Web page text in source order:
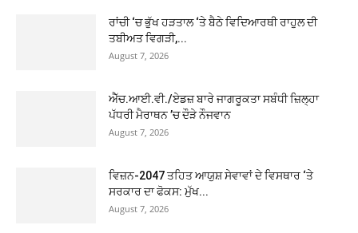
ਰਾਂਚੀ ‘ਚ ਭੁੱਖ ਹੜਤਾਲ ‘ਤੇ ਬੈਠੇ ਵਿਦਿਆਰਥੀ ਰਾਹੁਲ ਦੀ
ਤਬੀਅਤ ਵਿਗੜੀ,...
August 7, 2026
ਐੱਚ.ਆਈ.ਵੀ./ਏਡਜ਼ ਬਾਰੇ ਜਾਗਰੂਕਤਾ ਸਬੰਧੀ ਜ਼ਿਲ੍ਹਾ
ਪੱਧਰੀ ਮੈਰਾਥਨ ’ਚ ਦੌੜੇ ਨੌਜਵਾਨ
August 7, 2026
ਵਿਜ਼ਨ-2047 ਤਹਿਤ ਆਯੁਸ਼ ਸੇਵਾਵਾਂ ਦੇ ਵਿਸਥਾਰ ‘ਤੇ
ਸਰਕਾਰ ਦਾ ਫੋਕਸ: ਮੁੱਖ...
August 7, 2026